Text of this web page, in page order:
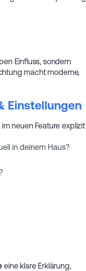
Einfluss, sondern
macht moderne,
Einstellungen
neuen Feature explizit
in deinem Haus?
eine klare Erklärung,